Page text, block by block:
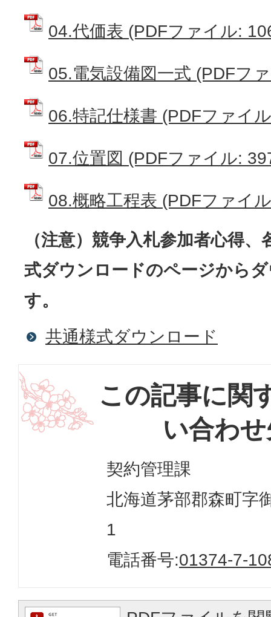
04.代価表 (PDFファイル:
05.電気設備図一式 (PDFフ
06.特記仕様書 (PDFファイ
07.位置図 (PDFファイル:
08.概略工程表 (PDFファイ
（注意）競争入札参加者心得
式ダウンロードのページから
す。
共通様式ダウンロード
この記事に関
い合わ
契約管理課
北海道茅部郡森町字
1
電話番号:01374-7-